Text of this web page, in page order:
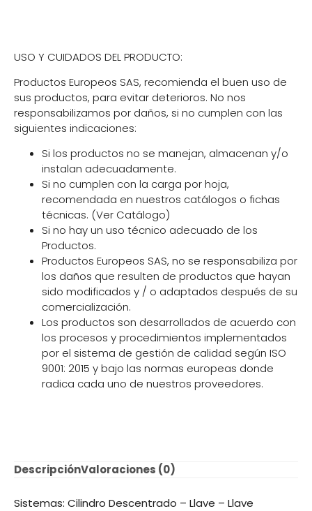
USO Y CUIDADOS DEL PRODUCTO:
Productos Europeos SAS, recomienda el buen uso de
sus productos, para evitar deterioros. No nos
responsabilizamos por daños, si no cumplen con las
siguientes indicaciones:
Si los productos no se manejan, almacenan y/o
instalan adecuadamente.
Si no cumplen con la carga por hoja,
recomendada en nuestros catálogos o fichas
técnicas. (Ver Catálogo)
Si no hay un uso técnico adecuado de los
Productos.
Productos Europeos SAS, no se responsabiliza por
los daños que resulten de productos que hayan
sido modificados y / o adaptados después de su
comercialización.
Los productos son desarrollados de acuerdo con
los procesos y procedimientos implementados
por el sistema de gestión de calidad según ISO
9001: 2015 y bajo las normas europeas donde
radica cada uno de nuestros proveedores.
DescripciónValoraciones (0)
Sistemas: Cilindro Descentrado – Llave – Llave